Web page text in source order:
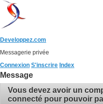
Developpez.com
Messagerie privée
Connexion S'inscrire Index
Message
Vous devez avoir un
connecté pour pouvoir